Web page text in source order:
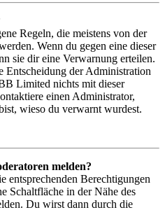
Regeln, die meistens von der
Wenn du gegen eine dieser
sie dir eine Verwarnung erteilen.
Entscheidung der Administration
Limited nichts mit dieser
einen Administrator,
wieso du verwarnt wurdest.
melden?
entsprechenden Berechtigungen
Schaltfläche in der Nähe des
Du wirst dann durch die